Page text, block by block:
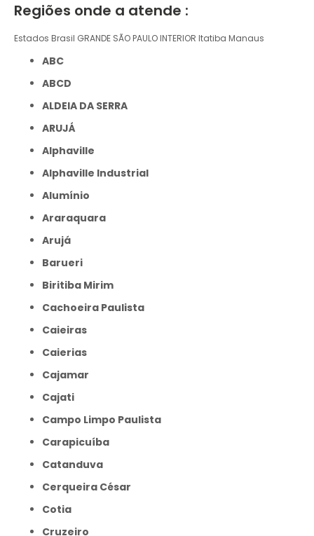
Regiões onde a atende :
Estados Brasil GRANDE SÃO PAULO INTERIOR Itatiba Manaus
ABC
ABCD
ALDEIA DA SERRA
ARUJÁ
Alphaville
Alphaville Industrial
Alumínio
Araraquara
Arujá
Barueri
Biritiba Mirim
Cachoeira Paulista
Caieiras
Caierias
Cajamar
Cajati
Campo Limpo Paulista
Carapicuíba
Catanduva
Cerqueira César
Cotia
Cruzeiro